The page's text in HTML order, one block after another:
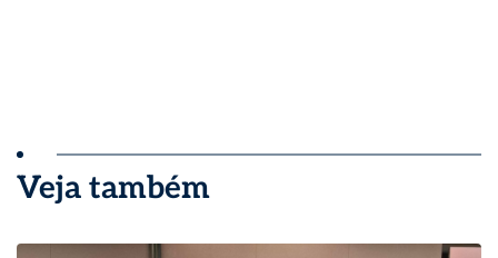
Veja também